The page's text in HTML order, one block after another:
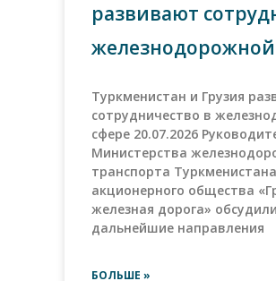
развивают
Туркменистан и Грузия
сотрудничество в
сфере 20.07.2026
Министерства
транспорта
акционерного общества
железная дорога»
дальнейшие направления
БОЛЬШЕ »